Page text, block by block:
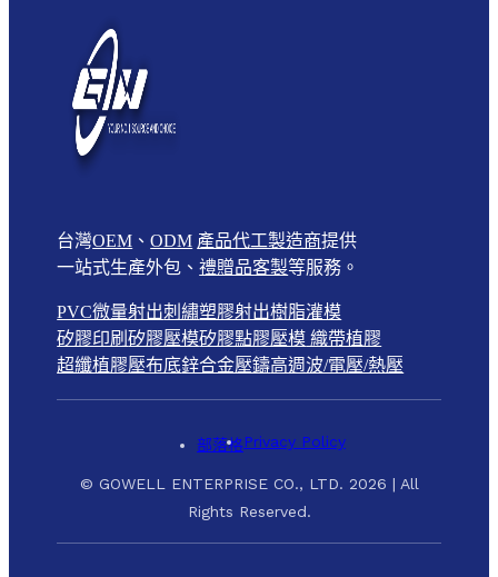
台灣OEM 、ODM 產品代工製造商提供
一站式生產外包、禮贈品客製等服務。
PVC微量射出刺繡塑膠射出樹脂灌模
矽膠印刷矽膠壓模矽膠點膠壓模 織帶植膠
超纖植膠壓布底鋅合金壓鑄高週波/電壓/熱壓
© GOWELL ENTERPRISE CO., LTD. 2026 | All
Rights Reserved.
部落格Privacy Policy